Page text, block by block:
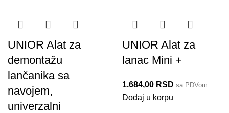
UNIOR Alat za
demontažu
lančanika sa
navojem,
univerzalni
UNIOR Alat za
lanac Mini +
1.684,00 RSD sa PDVom
Dodaj u korpu
1647/5MINI